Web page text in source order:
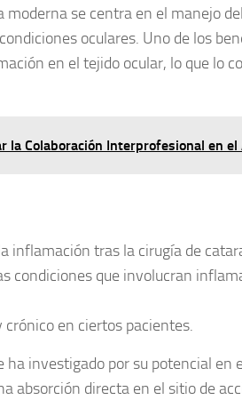
se centra en el manejo
oculares. Uno de los
en el tejido ocular, lo que lo
Colaboración Interprofesional en el
inflamación tras la cirugía de
condiciones que involucran
crónico en ciertos pacientes.
ha investigado por su potencial en
absorción directa en el sitio de